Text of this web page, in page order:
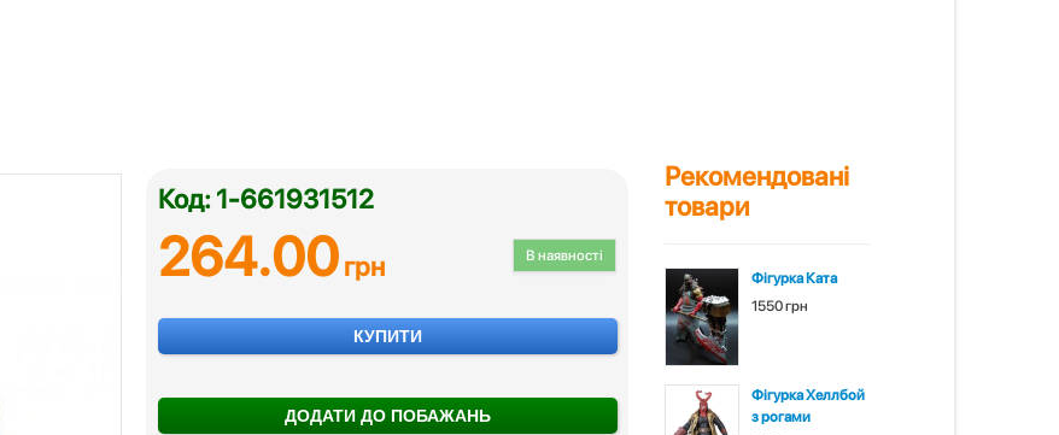
Код: 1-661931512
В наявності
264.00грн
КУПИТИ
ДОДАТИ ДО ПОБАЖАНЬ
Рекомендовані
товари
Фігурка Ката
1550 грн
Фігурка Хеллбой
з рогами